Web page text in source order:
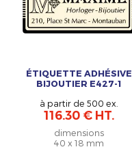
ÉTIQUETTE ADHÉSIVE
BIJOUTIER E427-1
à partir de 500 ex.
116.30 € HT.
dimensions
40 x 18 mm